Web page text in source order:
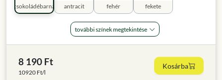
antracit
csokoládébarna fehér fekete
további színek megtekintése
8 190 Ft
10920 Ft/l
Kosárba